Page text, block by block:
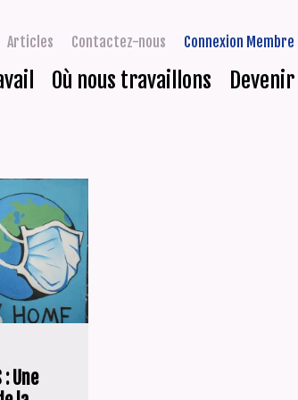
Articles Contactez-nous Connexion Membre
Où nous travaillons
Une